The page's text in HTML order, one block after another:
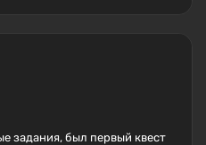
задания, был первый квест